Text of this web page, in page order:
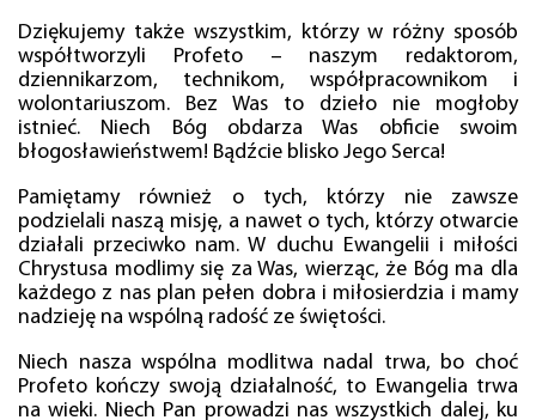
Dziękujemy także wszystkim, którzy w różny sposób
współtworzyli Profeto – naszym redaktorom,
dziennikarzom, technikom, współpracownikom i
wolontariuszom. Bez Was to dzieło nie mogłoby
istnieć. Niech Bóg obdarza Was obficie swoim
błogosławieństwem! Bądźcie blisko Jego Serca!
Pamiętamy również o tych, którzy nie zawsze
podzielali naszą misję, a nawet o tych, którzy otwarcie
działali przeciwko nam. W duchu Ewangelii i miłości
Chrystusa modlimy się za Was, wierząc, że Bóg ma dla
każdego z nas plan pełen dobra i miłosierdzia i mamy
nadzieję na wspólną radość ze świętości.
Niech nasza wspólna modlitwa nadal trwa, bo choć
Profeto kończy swoją działalność, to Ewangelia trwa
na wieki. Niech Pan prowadzi nas wszystkich dalej, ku